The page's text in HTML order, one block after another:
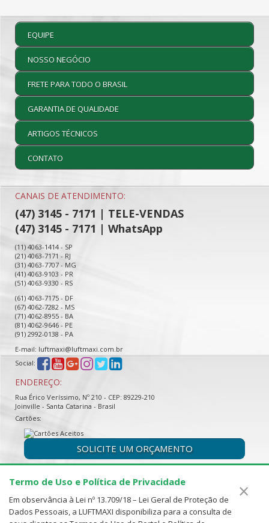
EQUIPE
NOSSO NEGÓCIO
FRETE PARA TODO O BRASIL
GARANTIA DE QUALIDADE
ARTIGOS TÉCNICOS
CONTATO
CANAIS DE ATENDIMENTO:
(47) 3145 - 7171 | TELE-VENDAS
(47) 3145 - 7171 | WhatsApp
(11) 4063-1414 - SP
(21) 4063-7171 - RJ
(31) 4063-7707 - MG
(41) 4063-9103 - PR
(51) 4063-9330 - RS
(61) 4063-7175 - DF
(67) 4062-7282 - MS
(71) 4062-8955 - BA
(81) 4062-9646 - PE
(91) 2992-0138 - PA
E-mail: luftmaxi@luftmaxi.com.br
Social:
ENDEREÇO:
Rua Érico Veríssimo, Nº 210 - CEP: 89229-210
Joinville - Santa Catarina - Brasil
Cartões:
SOLICITE UM ORÇAMENTO
Termo de Uso e Política de Privacidade
Em observância à Lei nº 13.709/18 – Lei Geral de Proteção de
Dados Pessoais, a LUFTMAXI disponibiliza para a consulta de
×